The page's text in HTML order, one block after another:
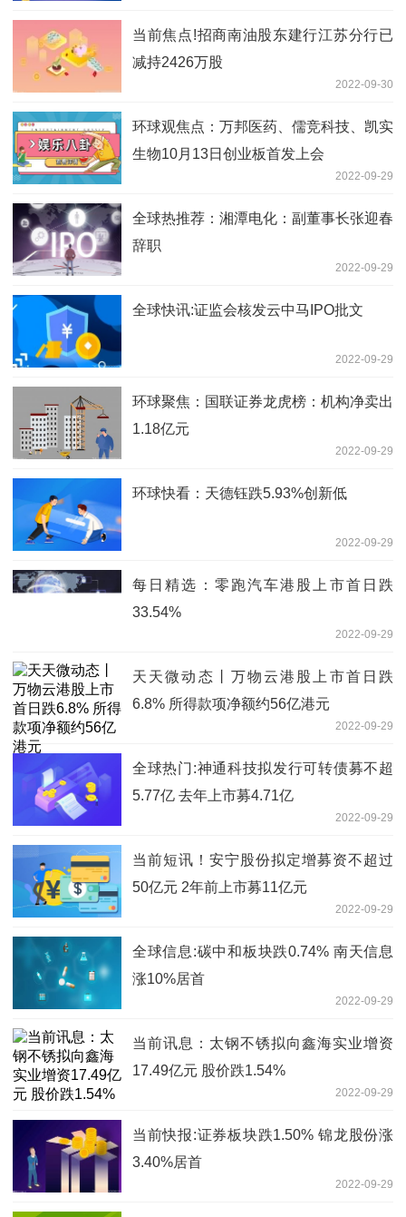
当前焦点!招商南油股东建行江苏分行已
减持2426万股
2022-09-30
环球观焦点：万邦医药、儒竞科技、凯实
生物10月13日创业板首发上会
2022-09-29
全球热推荐：湘潭电化：副董事长张迎春
辞职
2022-09-29
全球快讯:证监会核发云中马IPO批文
2022-09-29
环球聚焦：国联证券龙虎榜：机构净卖出
1.18亿元
2022-09-29
环球快看：天德钰跌5.93%创新低
2022-09-29
每日精选：零跑汽车港股上市首日跌
33.54%
2022-09-29
天天微动态丨万物云港股上市首日跌
6.8% 所得款项净额约56亿港元
2022-09-29
全球热门:神通科技拟发行可转债募不超
5.77亿 去年上市募4.71亿
2022-09-29
当前短讯！安宁股份拟定增募资不超过
50亿元 2年前上市募11亿元
2022-09-29
全球信息:碳中和板块跌0.74% 南天信息
涨10%居首
2022-09-29
当前讯息：太钢不锈拟向鑫海实业增资
17.49亿元 股价跌1.54%
2022-09-29
当前快报:证券板块跌1.50% 锦龙股份涨
3.40%居首
2022-09-29